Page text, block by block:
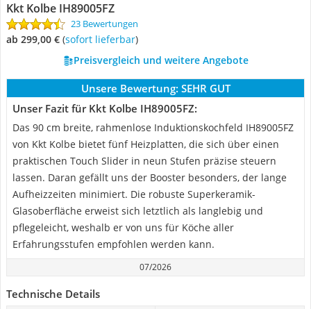
Kkt Kolbe IH89005FZ
23 Bewertungen
ab 299,00 € ( Sofort lieferbar)
Preisvergleich und weitere Angebote
Unsere Bewertung: SEHR GUT
Unser Fazit für Kkt Kolbe IH89005FZ:
Das 90 cm breite, rahmenlose Induktionskochfeld IH89005FZ
von Kkt Kolbe bietet fünf Heizplatten, die sich über einen
praktischen Touch Slider in neun Stufen präzise steuern
lassen. Daran gefällt uns der Booster besonders, der lange
Aufheizzeiten minimiert. Die robuste Superkeramik-
Glasoberfläche erweist sich letztlich als langlebig und
pflegeleicht, weshalb er von uns für Köche aller
Erfahrungsstufen empfohlen werden kann.
07/2026
Technische Details